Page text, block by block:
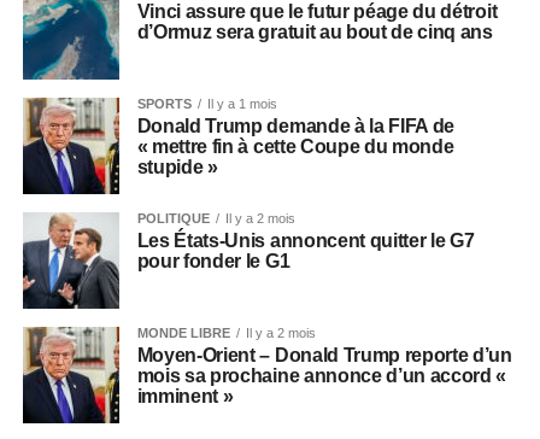
Vinci assure que le futur péage du détroit
d’Ormuz sera gratuit au bout de cinq ans
SPORTS Il y a 1 mois
Donald Trump demande à la FIFA de
« mettre fin à cette Coupe du monde
stupide »
POLITIQUE Il y a 2 mois
Les États-Unis annoncent quitter le G7
pour fonder le G1
MONDE LIBRE Il y a 2 mois
Moyen-Orient – Donald Trump reporte d’un
mois sa prochaine annonce d’un accord «
imminent »